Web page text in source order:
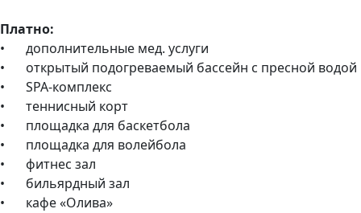
Платно:
•
дополнительные мед. услуги
•
открытый подогреваемый бассейн с пресной водой
•
SPA-комплекс
•
теннисный корт
•
площадка для баскетбола
•
площадка для волейбола
•
фитнес зал
•
бильярдный зал
•
кафе «Олива»